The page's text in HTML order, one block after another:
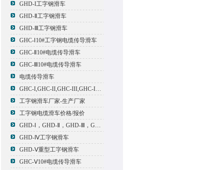
GHD-I工字钢滑车
GHD-Ⅱ工字钢滑车
GHD-Ⅲ工字钢滑车
GHC-Ⅰ10#工字钢电缆传导滑车
GHC-Ⅱ10#电缆传导滑车
GHC-Ⅲ10#电缆传导滑车
电缆传导滑车
GHC-I,GHC-II,GHC-III,GHC-IV,GHC-V电缆滑车
工字钢滑车厂家-生产厂家
工字钢电缆滑车价格/报价
GHD-Ⅰ，GHD-Ⅱ，GHD-Ⅲ，GHD-Ⅳ，GHD-Ⅴ工字钢滑车
GHD-Ⅳ工字钢滑车
GHD-Ⅴ重型工字钢滑车
GHC-Ⅴ10#电缆传导滑车